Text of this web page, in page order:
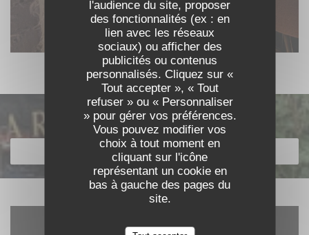
l'audience du site, proposer
des fonctionnalités (ex : en
lien avec les réseaux
sociaux) ou afficher des
publicités ou contenus
personnalisés. Cliquez sur «
Tout accepter », « Tout
refuser » ou « Personnaliser
» pour gérer vos préférences.
Vous pouvez modifier vos
choix à tout moment en
cliquant sur l'icône
représentant un cookie en
bas à gauche des pages du
site.
Découvrir notre carte
DÉCOUVRIR NOTRE CARTE